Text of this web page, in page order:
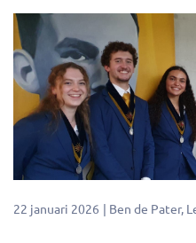
22 januari 2026 Ben de Pater